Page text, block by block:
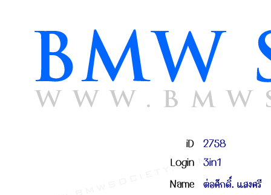
iD
2758
Login
3in1
Name
ต่อศักดิ์. แสงศรี